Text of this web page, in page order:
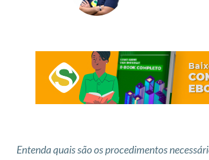
Entenda quais são os procedimentos